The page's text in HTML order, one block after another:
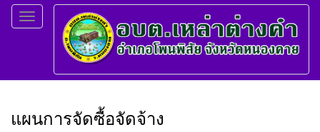
Toggle
navigation
แผนการจัดซื้อจัดจ้าง